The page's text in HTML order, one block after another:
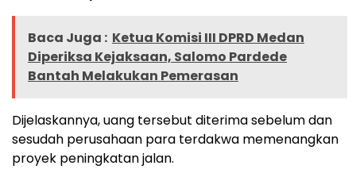
Baca Juga : Ketua Komisi III DPRD Medan
Diperiksa Kejaksaan, Salomo Pardede
Bantah Melakukan Pemerasan
Dijelaskannya, uang tersebut diterima sebelum dan
sesudah perusahaan para terdakwa memenangkan
proyek peningkatan jalan.